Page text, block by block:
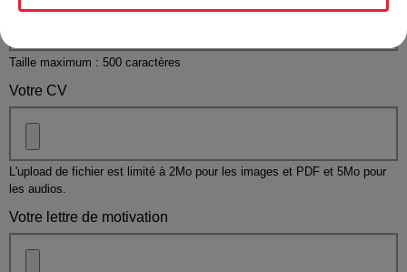
Taille maximum : 500 caractères
Votre CV
L'upload de fichier est limité à 2Mo pour les images et PDF et 5Mo pour
les audios.
Votre lettre de motivation